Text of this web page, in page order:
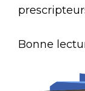
Bonne